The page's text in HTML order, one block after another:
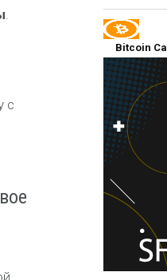
с
Bitcoin